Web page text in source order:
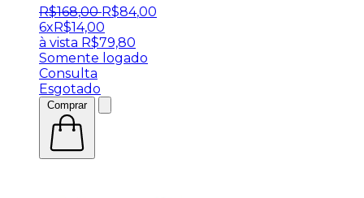
R$168,00 R$84,00
6xR$14,00
à vista R$79,80
Somente logado
Consulta
Esgotado
Comprar